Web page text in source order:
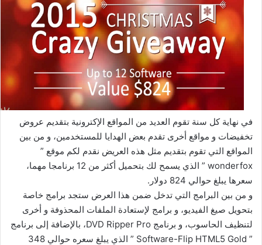
في نهاية كل سنة تقوم العديد من المواقع الإكترونية بتقديم عروض
تخفيضات و مواقع أخرى تقدم بعض الهدايا للمستخدمين، و من بين
المواقع التي تقوم بتقديم مثل هذه العريض نقدم لكم موقع ”
wonderfox ” الذي يسمح لك بتحميل أكثر من 12 برنامجا مهما،
سعرها يبلغ حوالي 824 دولار.
و من بين البرامج التي تدخل ضمن هذا العرض ستجد برامج خاصة
بتحويل صيغ الفيديو، و برامج لإستعادة الملفات المحذوفة و أخرى
لتنظيف الحاسوب، و برنامج DVD Ripper Pro، بالإضافة إلى برنامج
” Software-Flip HTML5 Gold ” الذي يبلغ سعره حوالي 348